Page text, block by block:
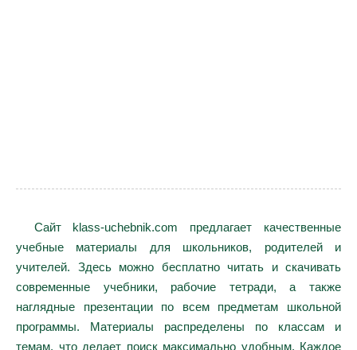
Сайт klass-uchebnik.com предлагает качественные
учебные материалы для школьников, родителей и
учителей. Здесь можно бесплатно читать и скачивать
современные учебники, рабочие тетради, а также
наглядные презентации по всем предметам школьной
программы. Материалы распределены по классам и
темам, что делает поиск максимально удобным. Каждое